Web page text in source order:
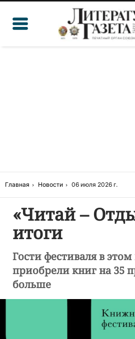
Главная Новости 06 июля 2026 г.
«Читай –
итоги
Гости фестиваля в этом
приобрели книг на 35
больше